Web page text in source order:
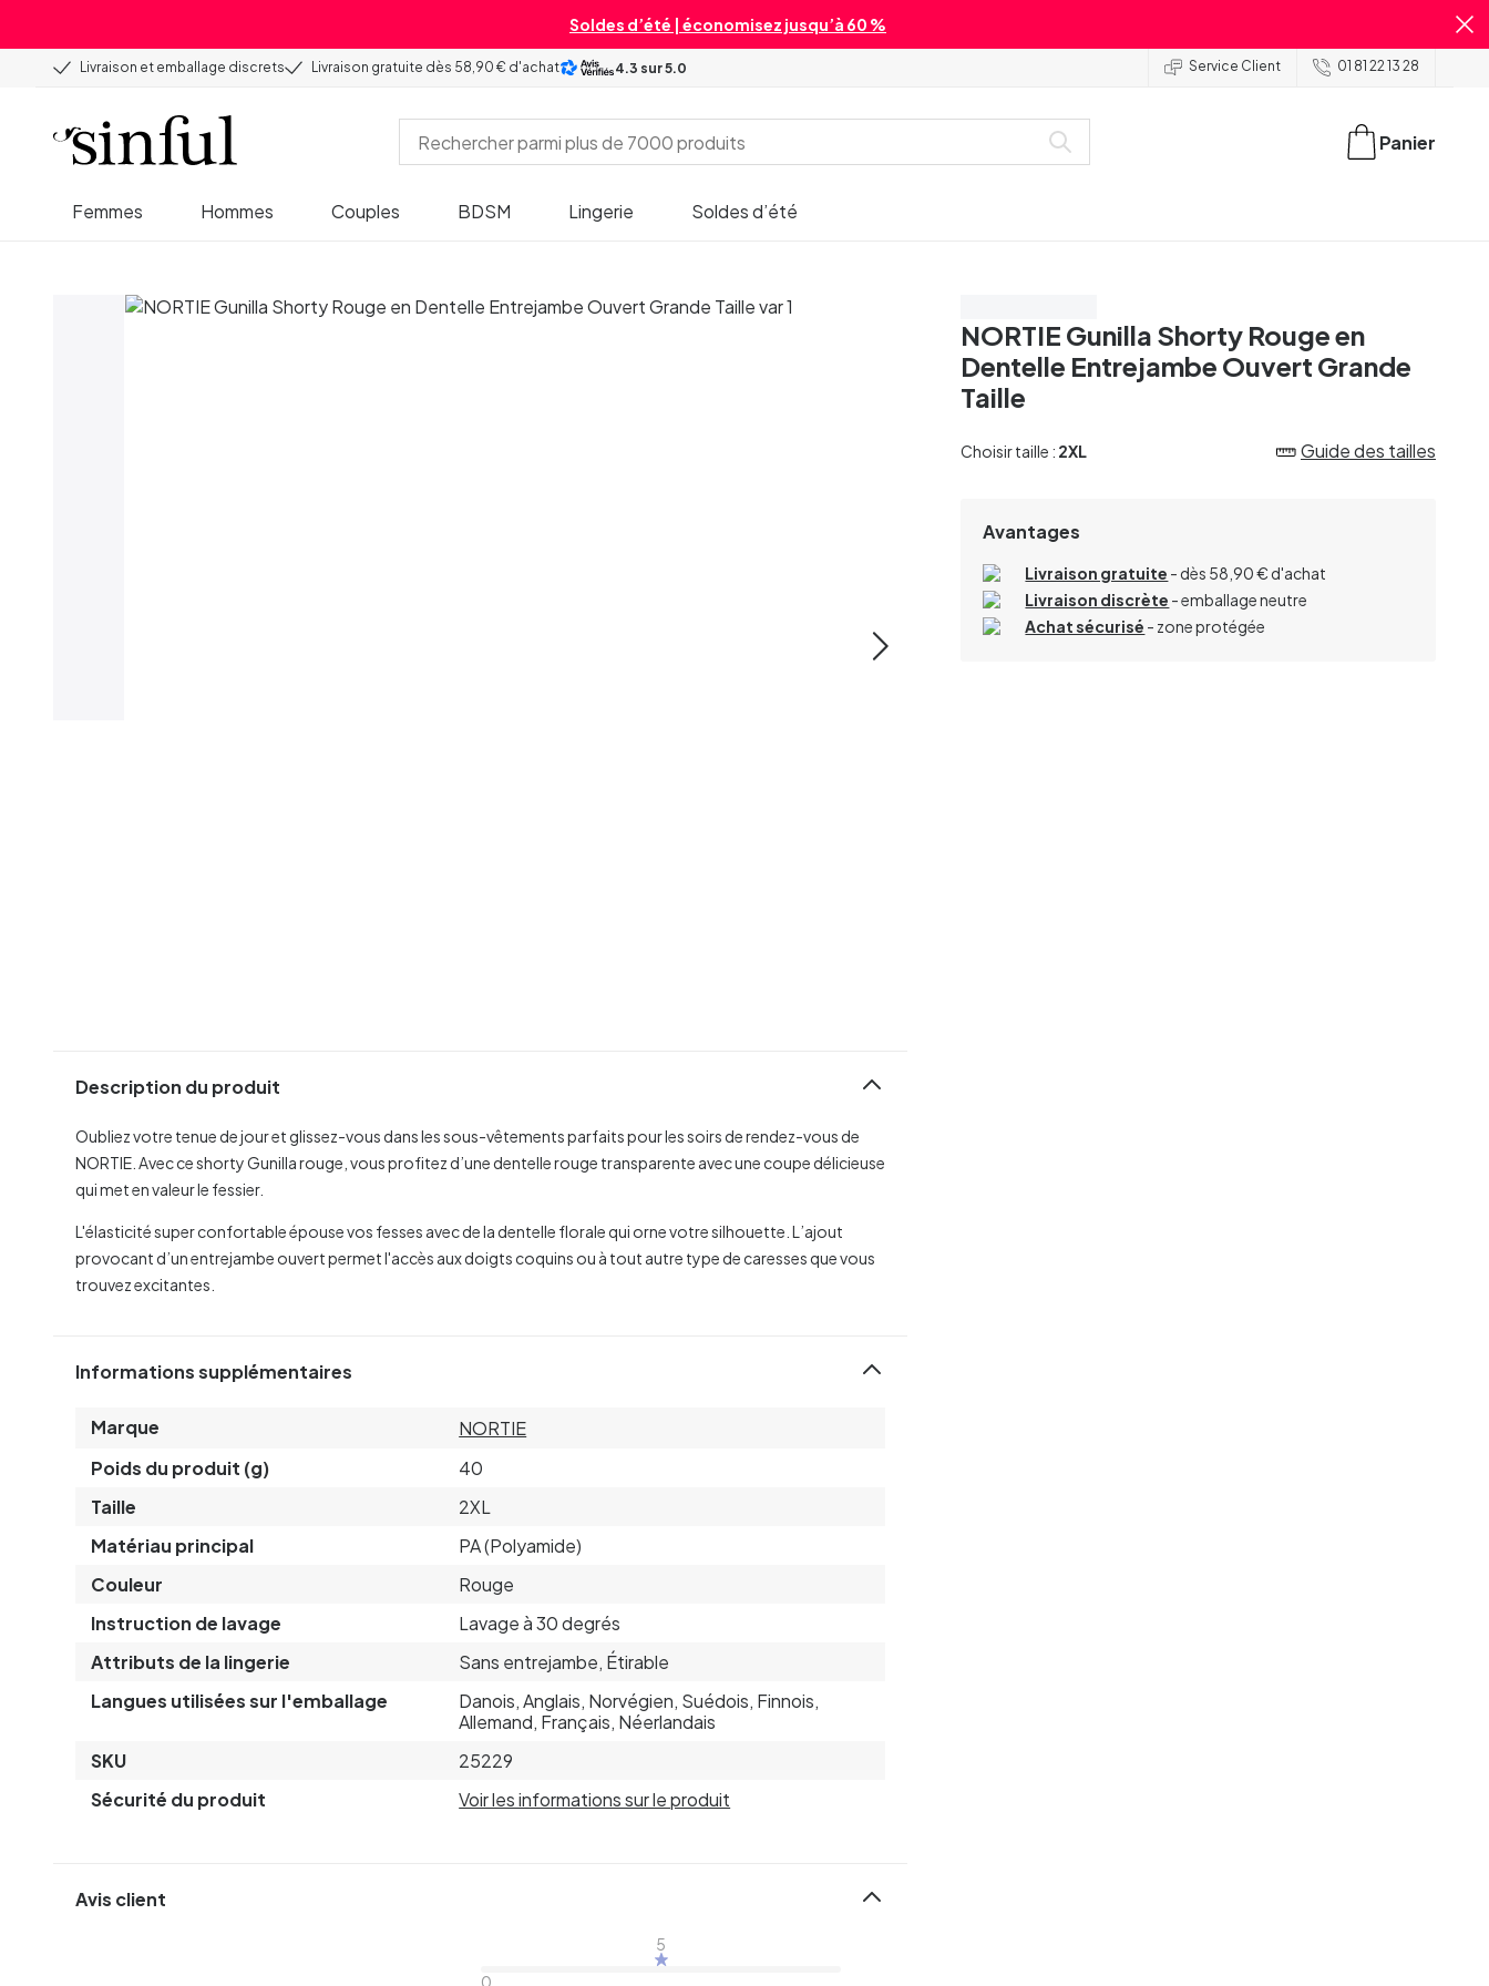
Soldes d’été | économisez jusqu’à 60 %
Livraison et emballage discrets Livraison gratuite dès 58,90 € d'achat 4.3 sur 5.0 Service Client 01 81 22 13 28
Femmes Hommes Couples BDSM Lingerie Soldes d’été
Panier
NORTIE Gunilla Shorty Rouge en
Dentelle Entrejambe Ouvert Grande
Taille
Choisir taille : 2XL Guide des tailles
Avantages
Livraison gratuite - dès 58,90 € d'achat
Livraison discrète - emballage neutre
Achat sécurisé - zone protégée
Description du produit
Oubliez votre tenue de jour et glissez-vous dans les sous-vêtements parfaits pour les soirs de rendez-vous de
NORTIE. Avec ce shorty Gunilla rouge, vous profitez d’une dentelle rouge transparente avec une coupe délicieuse
qui met en valeur le fessier.
L'élasticité super confortable épouse vos fesses avec de la dentelle florale qui orne votre silhouette. L’ajout
provocant d’un entrejambe ouvert permet l'accès aux doigts coquins ou à tout autre type de caresses que vous
trouvez excitantes.
Informations supplémentaires
Marque
NORTIE
Poids du produit (g)
40
Taille
2XL
Matériau principal
PA (Polyamide)
Couleur
Rouge
Instruction de lavage
Lavage à 30 degrés
Attributs de la lingerie
Sans entrejambe, Étirable
Langues utilisées sur l'emballage
Danois, Anglais, Norvégien, Suédois, Finnois,
Allemand, Français, Néerlandais
SKU
25229
Sécurité du produit
Voir les informations sur le produit
Avis client
5
0